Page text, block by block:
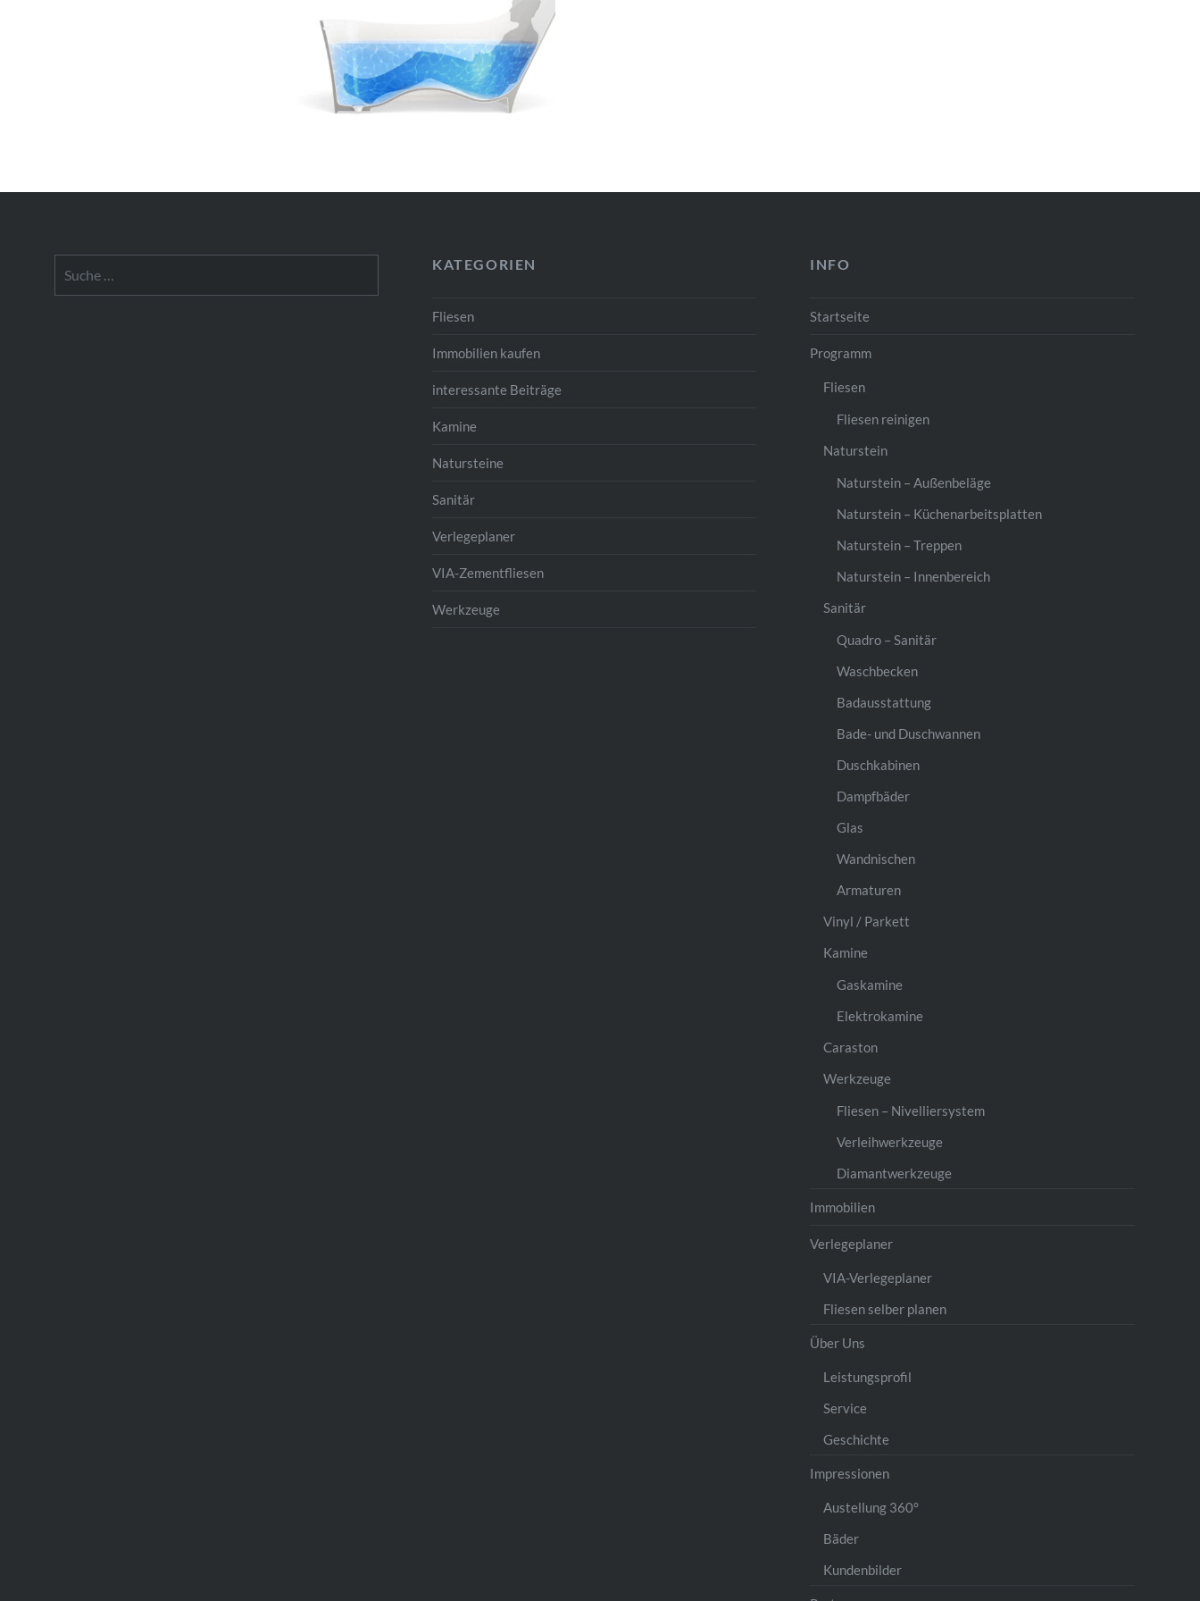
nach:
KATEGORIEN
Fliesen
Immobilien kaufen
interessante Beiträge
Kamine
Natursteine
Sanitär
Verlegeplaner
VIA-Zementfliesen
Werkzeuge
INFO
Startseite
Programm
Fliesen
Fliesen reinigen
Naturstein
Naturstein – Außenbeläge
Naturstein – Küchenarbeitsplatten
Naturstein – Treppen
Naturstein – Innenbereich
Sanitär
Quadro – Sanitär
Waschbecken
Badausstattung
Bade- und Duschwannen
Duschkabinen
Dampfbäder
Glas
Wandnischen
Armaturen
Vinyl / Parkett
Kamine
Gaskamine
Elektrokamine
Caraston
Werkzeuge
Fliesen – Nivelliersystem
Verleihwerkzeuge
Diamantwerkzeuge
Immobilien
Verlegeplaner
VIA-Verlegeplaner
Fliesen selber planen
Über Uns
Leistungsprofil
Service
Geschichte
Impressionen
Austellung 360°
Bäder
Kundenbilder